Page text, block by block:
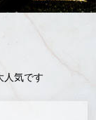
人気です